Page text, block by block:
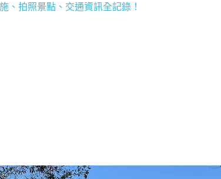
、拍照景點、交通資訊全記錄！